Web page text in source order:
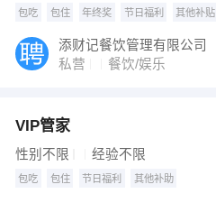
包吃 包住 年终奖 节日福利 其他补贴
添财记餐饮管理有限公司
私营
餐饮/娱乐
VIP管家
性别不限 经验不限
包吃 包住 节日福利 其他补助